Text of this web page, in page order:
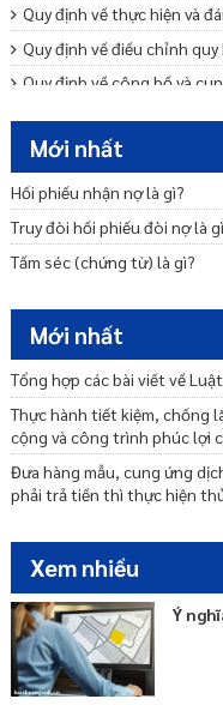
Quy định về thực hiện và
Quy định về điều chỉnh
Quy định về công bố và
Những quy định chung về
Quy định về tổ chức lập quy
Quy định về quyết định
Quy định về nội dung quy
Mới nhất
Hối phiếu nhận nợ là gì?
Truy đòi hối phiếu đòi nợ là
Tấm séc (chứng từ) là gì?
Mới nhất
Tổng hợp các bài viết về
Thực hành tiết kiệm, chống
cộng và công trình phúc lợi
Đưa hàng mẫu, cung ứng
phải trả tiền thì thực hiện
Xem nhiều
Ý